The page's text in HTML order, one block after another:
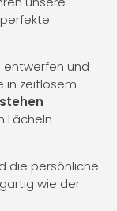
entwerfen und
in zeitlosem
Lächeln
die persönliche
wie der